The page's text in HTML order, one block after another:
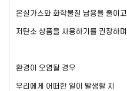
온실가스와 화학물질 남용을 줄이고
저탄소 상품을 사용하기를 권장하며
환경이 오염될 경우
우리에게 어떠한 일이 발생할 지